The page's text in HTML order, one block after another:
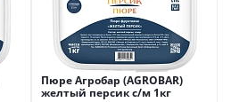
Пюре Агробар (AGROBAR)
желтый персик с/м 1кг